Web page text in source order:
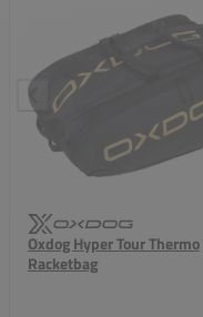
Oxdog Hyper Tour Thermo
Racketbag